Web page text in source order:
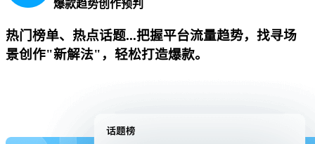
爆款趋势创作预判
热门榜单、热点话题...把握平台流量趋势，找寻场
景创作"新解法"，轻松打造爆款。